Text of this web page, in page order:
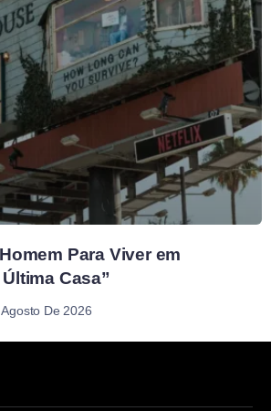
Para Viver em
Casa”
De 2026